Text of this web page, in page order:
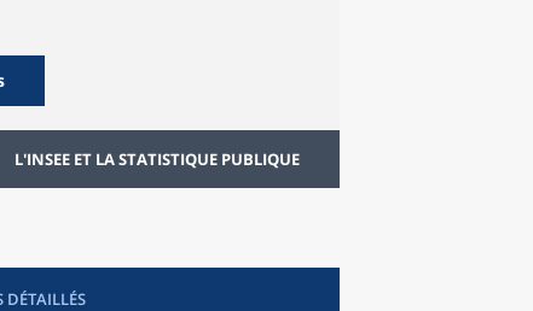
L'INSEE ET LA STATISTIQUE PUBLIQUE
DÉTAILLÉS